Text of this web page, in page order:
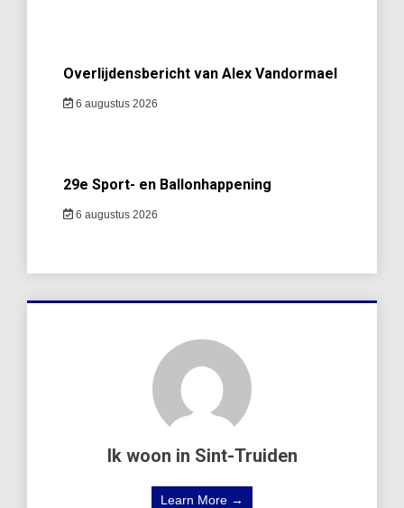
Overlijdensbericht van Alex Vandormael
6 augustus 2026
29e Sport- en Ballonhappening
6 augustus 2026
Ik woon in Sint-Truiden
Learn More →